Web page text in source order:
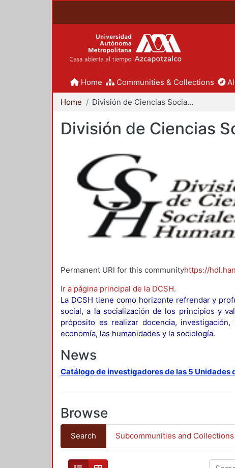
Home Communities & Collections
Home División de Ciencias Sociales y Humanidades
División de Ciencias
Permanent URI for this communityhttps://
Ir a página principal de la DCSH.
La DCSH tiene como horizonte refrendar y
social, a la socialización de los principios y
próposito es realizar docencia,
economía, las humanidades y la sociología.
News
Catálogo de investigadores de las 5
Browse
Search Subcommunities and Collections